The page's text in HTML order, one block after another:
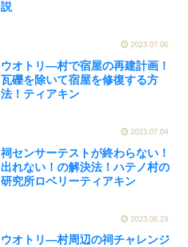
説
2023.07.06
ウオトリ―村で宿屋の再建計画！
瓦礫を除いて宿屋を修復する方
法！ティアキン
2023.07.04
祠センサーテストが終わらない！
出れない！の解決法！ハテノ村の
研究所ロベリーティアキン
2023.06.29
ウオトリ―村周辺の祠チャレンジ